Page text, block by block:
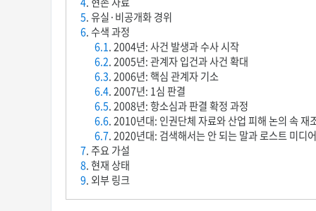
5. 유실·비공개화 경위
6. 수색 과정
6.1. 2004년: 사건 발생과 수사 시작
6.2. 2005년: 관계자 입건과 사건 확대
6.3. 2006년: 핵심 관계자 기소
6.4. 2007년: 1심 판결
6.5. 2008년: 항소심과 판결 확정 과정
6.6. 2010년대: 인권단체 자료와 산업 피해 논의 속 재
6.7. 2020년대: 검색해서는 안 되는 말과 로스트 미디
7. 주요 가설
8. 현재 상태
9. 외부 링크